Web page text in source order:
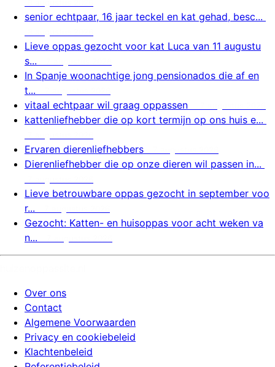
senior echtpaar, 16 jaar teckel en kat gehad, besc...
Lieve oppas gezocht voor kat Luca van 11 augustu
s...
In Spanje woonachtige jong pensionados die af en
t...
vitaal echtpaar wil graag oppassen
kattenliefhebber die op kort termijn op ons huis e...
Ervaren dierenliefhebbers
Dierenliefhebber die op onze dieren wil passen in...
Lieve betrouwbare oppas gezocht in september voo
r...
Gezocht: Katten- en huisoppas voor acht weken va
n...
Over ons
Contact
Algemene Voorwaarden
Privacy en cookiebeleid
Klachtenbeleid